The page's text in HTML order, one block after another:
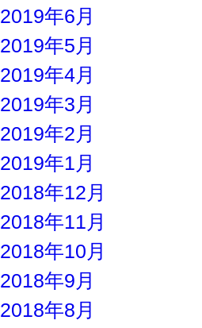
2019年6月
2019年5月
2019年4月
2019年3月
2019年2月
2019年1月
2018年12月
2018年11月
2018年10月
2018年9月
2018年8月